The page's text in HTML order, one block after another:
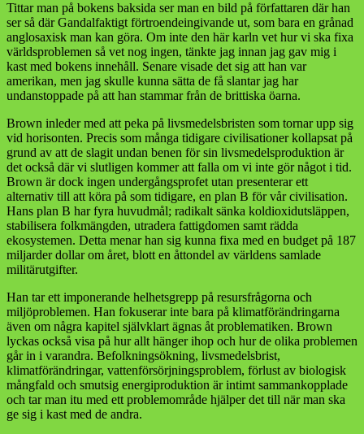
Tittar man på bokens baksida ser man en bild på författaren där han
ser så där Gandalfaktigt förtroendeingivande ut, som bara en grånad
anglosaxisk man kan göra. Om inte den här karln vet hur vi ska fixa
världsproblemen så vet nog ingen, tänkte jag innan jag gav mig i
kast med bokens innehåll. Senare visade det sig att han var
amerikan, men jag skulle kunna sätta de få slantar jag har
undanstoppade på att han stammar från de brittiska öarna.
Brown inleder med att peka på livsmedelsbristen som tornar upp sig
vid horisonten. Precis som många tidigare civilisationer kollapsat på
grund av att de slagit undan benen för sin livsmedelsproduktion är
det också där vi slutligen kommer att falla om vi inte gör något i tid.
Brown är dock ingen undergångsprofet utan presenterar ett
alternativ till att köra på som tidigare, en plan B för vår civilisation.
Hans plan B har fyra huvudmål; radikalt sänka koldioxidutsläppen,
stabilisera folkmängden, utradera fattigdomen samt rädda
ekosystemen. Detta menar han sig kunna fixa med en budget på 187
miljarder dollar om året, blott en åttondel av världens samlade
militärutgifter.
Han tar ett imponerande helhetsgrepp på resursfrågorna och
miljöproblemen. Han fokuserar inte bara på klimatförändringarna
även om några kapitel självklart ägnas åt problematiken. Brown
lyckas också visa på hur allt hänger ihop och hur de olika problemen
går in i varandra. Befolkningsökning, livsmedelsbrist,
klimatförändringar, vattenförsörjningsproblem, förlust av biologisk
mångfald och smutsig energiproduktion är intimt sammankopplade
och tar man itu med ett problemområde hjälper det till när man ska
ge sig i kast med de andra.